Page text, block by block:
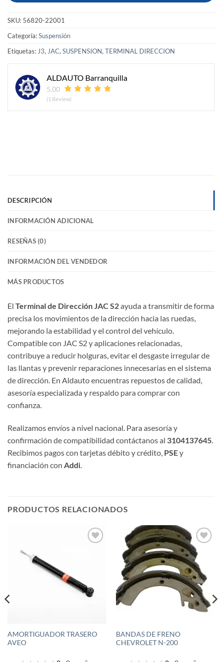
SKU: 56820-22001
Categoría:Suspensión
Etiquetas:J3,JAC,SUSPENSION,TERMINAL DIRECCION
ALDAUTO Barranquilla
5.00
(1 Review)
DESCRIPCIÓN
INFORMACIÓN ADICIONAL
RESEÑAS (0)
INFORMACIÓN DEL VENDEDOR
MÁS PRODUCTOS
El Terminal de Dirección JAC S2ayuda a transmitir de forma
precisa los movimientos de la dirección hacia las ruedas,
mejorando la estabilidad y el control del vehículo.
Compatible con JAC S2 y aplicaciones relacionadas,
contribuye a reducir holguras, evitar el desgaste irregular de
las llantas y prevenir reparaciones innecesarias en el sistema
de dirección. En Aldauto encuentras repuestos de calidad,
asesoría especializada y respaldo para comprar con
confianza.
Realizamos envíos a nivel nacional. Para asesoría y
confirmación de compatibilidad contáctanos al 3104137645.
Recibimos pagos con tarjetas débito y crédito, PSEy
financiación con Addi.
PRODUCTOS RELACIONADOS
AMORTIGUADOR TRASERO
AVEO
Añadir
a la
lista de
deseos
BANDAS DE FRENO
CHEVROLET N-200